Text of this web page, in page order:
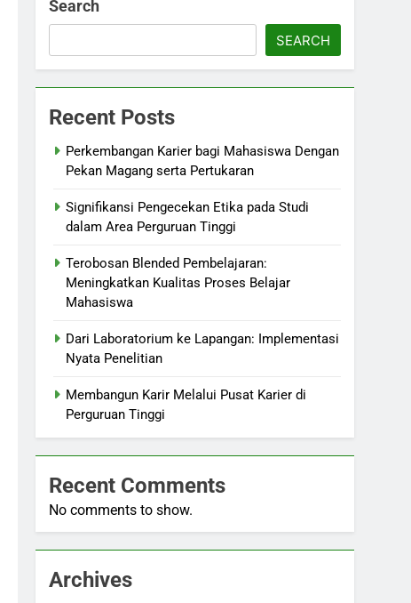
Search
SEARCH
Recent Posts
Perkembangan Karier bagi Mahasiswa Dengan
Pekan Magang serta Pertukaran
Signifikansi Pengecekan Etika pada Studi
dalam Area Perguruan Tinggi
Terobosan Blended Pembelajaran:
Meningkatkan Kualitas Proses Belajar
Mahasiswa
Dari Laboratorium ke Lapangan: Implementasi
Nyata Penelitian
Membangun Karir Melalui Pusat Karier di
Perguruan Tinggi
Recent Comments
No comments to show.
Archives